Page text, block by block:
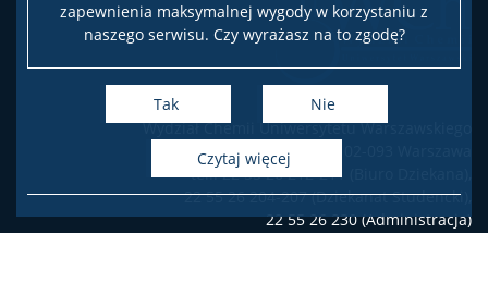
zapewnienia maksymalnej wygody w korzystaniu z
naszego serwisu. Czy wyrażasz na to zgodę?
Tak Nie
czytaj więcej
Wydział Chemii Uniwersytetu Warszawskiego
ul. Pasteura 1, 02-093 Warszawa
tel.: 22 55 26 212-211 (Biuro Dziekana),
22 55 26 204-207 (Dziekanat Studencki),
22 55 26 230 (Administracja)